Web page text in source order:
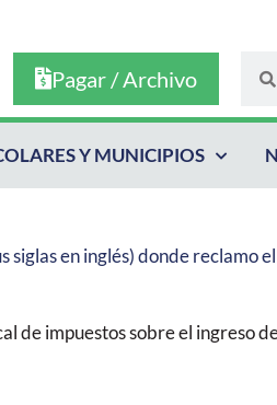
Pagar / Archivo
Y MUNICIPIOS
siglas en inglés) donde reclamo
de impuestos sobre el ingreso